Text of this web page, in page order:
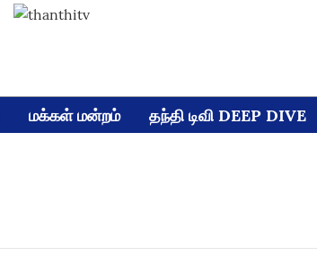
மக்கள் மன்றம் தந்தி டிவி DEEP DIVE